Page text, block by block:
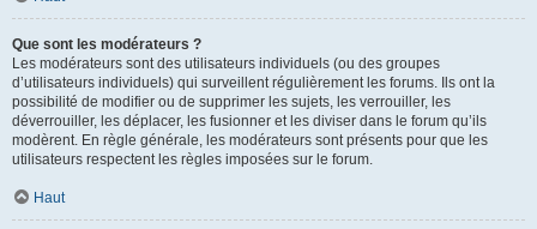
Que sont les modérateurs ?
Les modérateurs sont des utilisateurs individuels (ou des groupes
d’utilisateurs individuels) qui surveillent régulièrement les forums. Ils ont la
possibilité de modifier ou de supprimer les sujets, les verrouiller, les
déverrouiller, les déplacer, les fusionner et les diviser dans le forum qu’ils
modèrent. En règle générale, les modérateurs sont présents pour que les
utilisateurs respectent les règles imposées sur le forum.
Haut